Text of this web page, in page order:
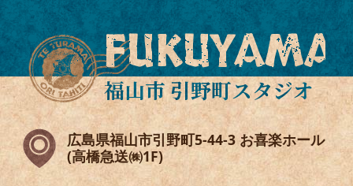
FUKUYAMA
福山市 引野町スタジオ
広島県福山市引野町5-44-3 お喜楽ホール
(高橋急送㈱1F)